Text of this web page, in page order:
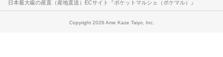
日本最大級の産直（産地直送）ECサイト『ポケットマルシェ（ポケマル）』
Copyright 2026 Ame Kaze Taiyo, Inc.